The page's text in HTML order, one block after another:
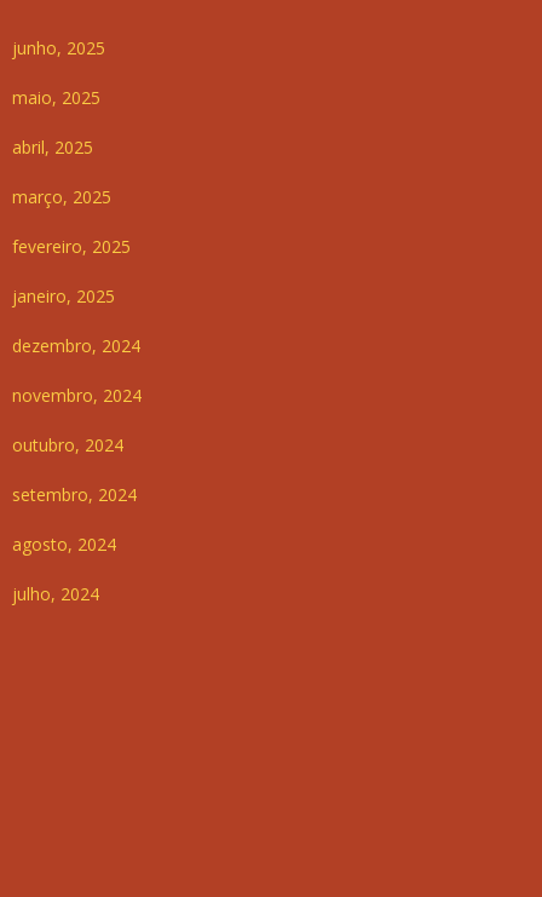
junho, 2025
maio, 2025
abril, 2025
março, 2025
fevereiro, 2025
janeiro, 2025
dezembro, 2024
novembro, 2024
outubro, 2024
setembro, 2024
agosto, 2024
julho, 2024